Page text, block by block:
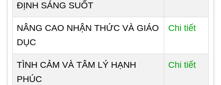
ĐỊNH SÁNG SUỐT
NÂNG CAO NHẬN THỨC VÀ GIÁO
DỤC
Chi tiết
TÌNH CẢM VÀ TÂM LÝ HẠNH
PHÚC
Chi tiết